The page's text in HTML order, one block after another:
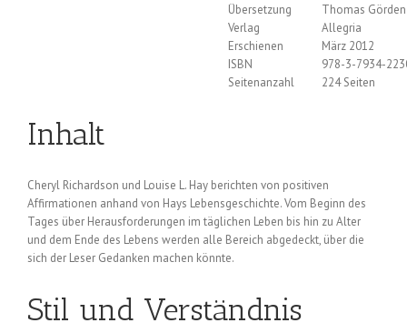
Übersetzung
Thomas Görden
Verlag
Allegria
Erschienen
März 2012
ISBN
978-3-7934-
Seitenanzahl
224 Seiten
Inhalt
Cheryl Richardson und Louise L. Hay berichten von positiven
Affirmationen anhand von Hays Lebensgeschichte. Vom Beginn des
Tages über Herausforderungen im täglichen Leben bis hin zu Alter
und dem Ende des Lebens werden alle Bereich abgedeckt, über die
sich der Leser Gedanken machen könnte.
Stil und Verständnis